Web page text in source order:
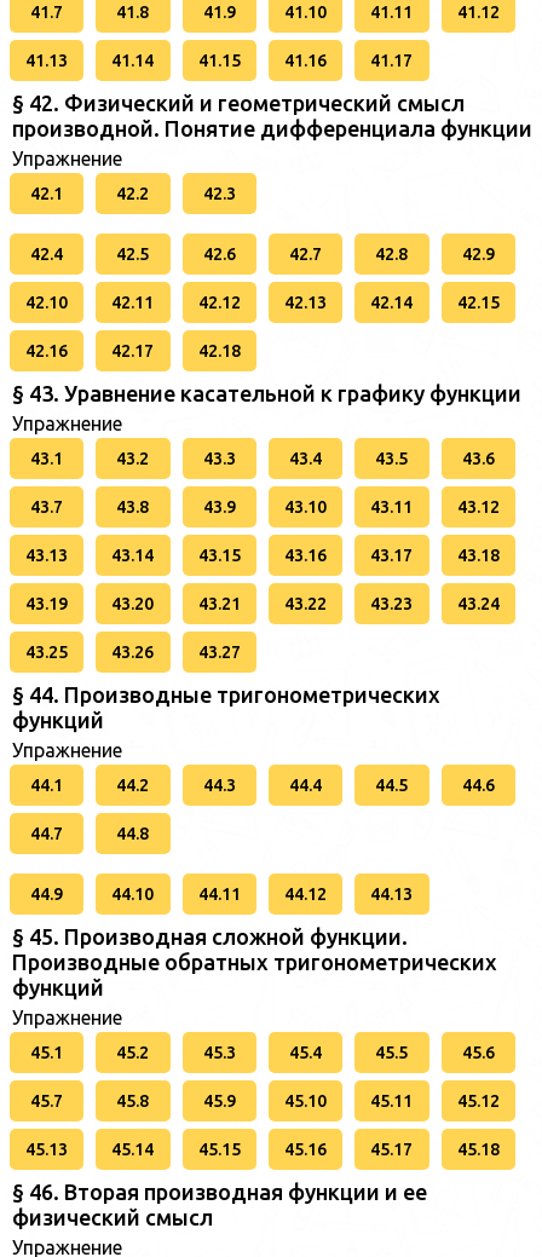
41.7 41.8 41.9 41.10 41.11 41.12
41.13 41.14 41.15 41.16 41.17
§ 42. Физический и геометрический смысл
производной. Понятие дифференциала функции
Упражнение
42.1 42.2 42.3
42.4 42.5 42.6 42.7 42.8 42.9
42.10 42.11 42.12 42.13 42.14 42.15
42.16 42.17 42.18
§ 43. Уравнение касательной к графику функции
Упражнение
43.1 43.2 43.3 43.4 43.5 43.6
43.7 43.8 43.9 43.10 43.11 43.12
43.13 43.14 43.15 43.16 43.17 43.18
43.19 43.20 43.21 43.22 43.23 43.24
43.25 43.26 43.27
§ 44. Производные тригонометрических
функций
Упражнение
44.1 44.2 44.3 44.4 44.5 44.6
44.7 44.8
44.9 44.10 44.11 44.12 44.13
§ 45. Производная сложной функции.
Производные обратных тригонометрических
функций
Упражнение
45.1 45.2 45.3 45.4 45.5 45.6
45.7 45.8 45.9 45.10 45.11 45.12
45.13 45.14 45.15 45.16 45.17 45.18
§ 46. Вторая производная функции и ее
физический смысл
Упражнение